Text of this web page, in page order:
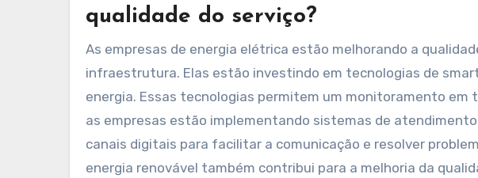
qualidade do serviço?
As empresas de energia elétrica estão melhorando a
infraestrutura. Elas estão investindo em tecnologias de
energia. Essas tecnologias permitem um monitoramento em
as empresas estão implementando sistemas de
canais digitais para facilitar a comunicação e resolver
energia renovável também contribui para a melhoria da